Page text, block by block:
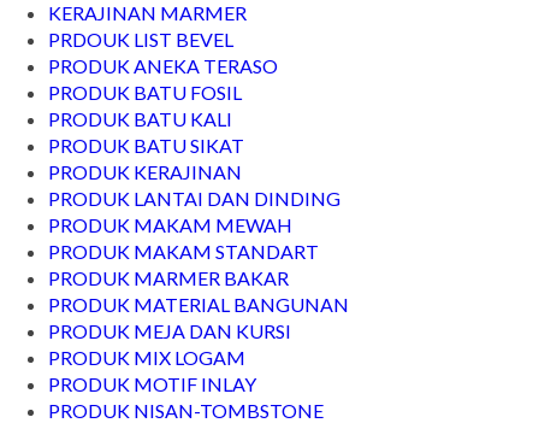
KERAJINAN MARMER
PRDOUK LIST BEVEL
PRODUK ANEKA TERASO
PRODUK BATU FOSIL
PRODUK BATU KALI
PRODUK BATU SIKAT
PRODUK KERAJINAN
PRODUK LANTAI DAN DINDING
PRODUK MAKAM MEWAH
PRODUK MAKAM STANDART
PRODUK MARMER BAKAR
PRODUK MATERIAL BANGUNAN
PRODUK MEJA DAN KURSI
PRODUK MIX LOGAM
PRODUK MOTIF INLAY
PRODUK NISAN-TOMBSTONE